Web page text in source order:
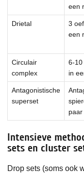
een
Drietal
3
een
Circulair
complex
6-10
in
Antagonistische
superset
paar
Intensieve
sets en cluster
Drop sets (soms ook